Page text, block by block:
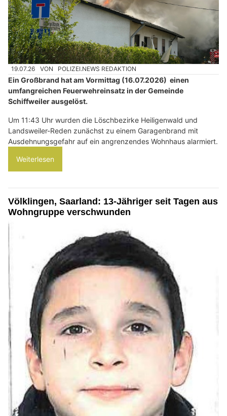
19.07.26 VON POLIZEI.NEWS REDAKTION
Ein Großbrand hat am Vormittag (16.07.2026) einen
umfangreichen Feuerwehreinsatz in der Gemeinde
Schiffweiler ausgelöst.
Um 11:43 Uhr wurden die Löschbezirke Heiligenwald und
Landsweiler-Reden zunächst zu einem Garagenbrand mit
Ausdehnungsgefahr auf ein angrenzendes Wohnhaus alarmiert.
Weiterlesen
Völklingen, Saarland: 13-Jähriger seit Tagen aus
Wohngruppe verschwunden